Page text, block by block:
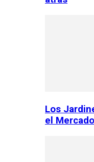
Los
el